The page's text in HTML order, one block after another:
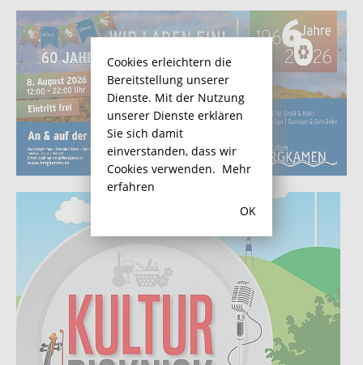
Cookies erleichtern die
Bereitstellung unserer
Dienste. Mit der Nutzung
unserer Dienste erklären
Sie sich damit
einverstanden, dass wir
Cookies verwenden. Mehr
erfahren
OK